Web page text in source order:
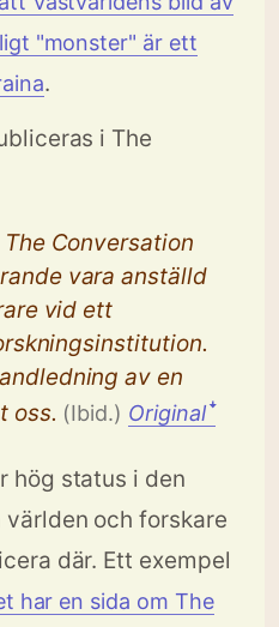
"monster" är ett
.
i The
Conversation
vara anställd
vid ett
av en
oss. (Ibid.) Originalꜜ
hög status i den
och forskare
där. Ett exempel
har en sida om The